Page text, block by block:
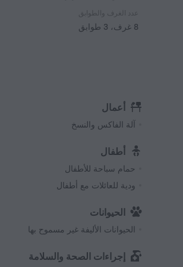
عدد الغرف والطوابق
8 غرف، 3 طوابق
أعمال
آلة الفاكس والنسخ
أطفال
حمام سباحة للأطفال
ودية للعائلات مع أطفال
الحيوانات
الحيوانات الأليفة غير مسموح بها
إجراءات الصحة والسلامة